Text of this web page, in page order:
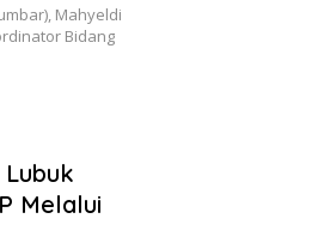
Mahyeldi
Bidang
Melalui